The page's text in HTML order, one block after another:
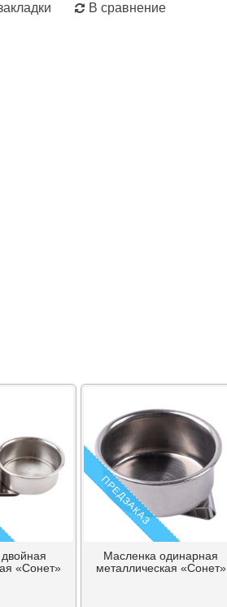
В сравнение
«Сонет»
ПРЕДЗАКАЗ
Масленка одинарная
металлическая «Сонет»